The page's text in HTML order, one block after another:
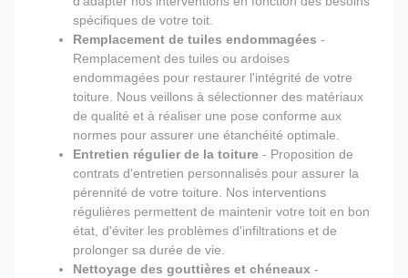
spécifiques de votre toit.
Remplacement de tuiles endommagées -
Remplacement des tuiles ou ardoises
endommagées pour restaurer l'intégrité de votre
toiture. Nous veillons à sélectionner des matériaux
de qualité et à réaliser une pose conforme aux
normes pour assurer une étanchéité optimale.
Entretien régulier de la toiture - Proposition de
contrats d'entretien personnalisés pour assurer la
pérennité de votre toiture. Nos interventions
régulières permettent de maintenir votre toit en bon
état, d'éviter les problèmes d'infiltrations et de
prolonger sa durée de vie.
Nettoyage des gouttières et chéneaux -